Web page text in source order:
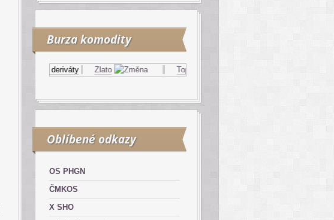
Burza komodity
Komodity a deriváty Zlato Topný olej
Oblíbené odkazy
OS PHGN
ČMKOS
X SHO